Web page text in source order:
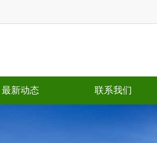
最新动态 联系我们